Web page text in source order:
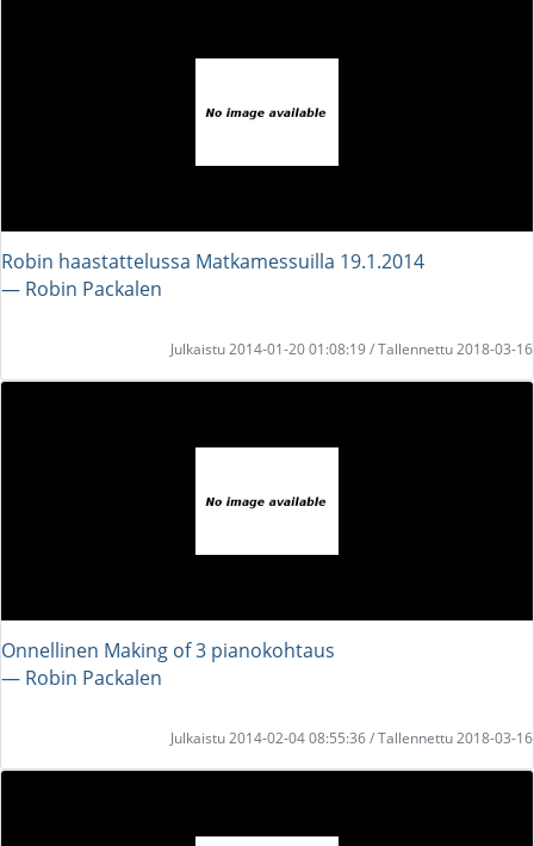
Robin haastattelussa Matkamessuilla 19.1.2014
― Robin Packalen
Julkaistu 2014-01-20 01:08:19 / Tallennettu 2018-03-16
Onnellinen Making of 3 pianokohtaus
― Robin Packalen
Julkaistu 2014-02-04 08:55:36 / Tallennettu 2018-03-16